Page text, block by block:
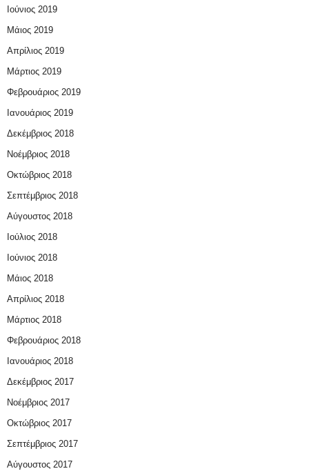
Ιούνιος 2019
Μάιος 2019
Απρίλιος 2019
Μάρτιος 2019
Φεβρουάριος 2019
Ιανουάριος 2019
Δεκέμβριος 2018
Νοέμβριος 2018
Οκτώβριος 2018
Σεπτέμβριος 2018
Αύγουστος 2018
Ιούλιος 2018
Ιούνιος 2018
Μάιος 2018
Απρίλιος 2018
Μάρτιος 2018
Φεβρουάριος 2018
Ιανουάριος 2018
Δεκέμβριος 2017
Νοέμβριος 2017
Οκτώβριος 2017
Σεπτέμβριος 2017
Αύγουστος 2017